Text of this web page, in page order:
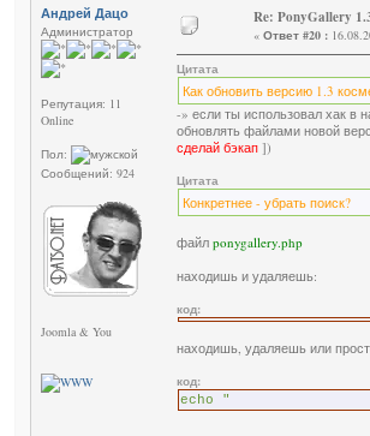
Андрей Дацо
Администратор
Репутация: 11
Online
Пол:
Сообщений: 924
Joomla & You
Re: PonyGallery
« Ответ #20 :
Цитата
Как обновить версию 1.3
-» если ты использовал хак в
обновлять файлами новой
сделай бэкап ])
Цитата
Конкретнее - убрать поиск?
файл ponygallery.php
находишь и удаляешь:
код:
находишь, удаляешь или
код:
echo "